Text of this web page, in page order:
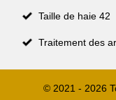
Taille de haie 42
Traitement des
© 2021 - 2026